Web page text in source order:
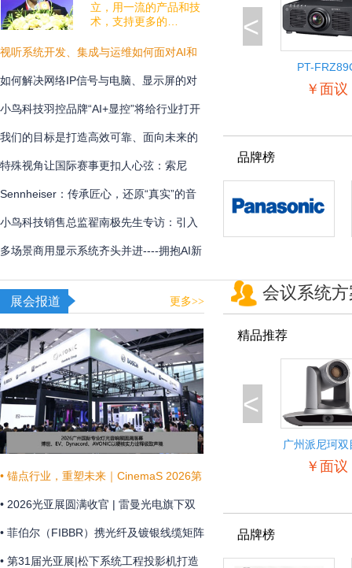
立，用一流的产品和技
术，支持更多的…
视听系统开发、集成与运维如何面对AI和
安全的挑战？
如何解决网络IP信号与电脑、显示屏的对
接难题？
小鸟科技羽控品牌“AI+显控”将给行业打开
怎样的新未来？
我们的目标是打造高效可靠、面向未来的
专业通讯解决方案
特殊视角让国际赛事更扣人心弦：索尼
BRC-AM7在宁波射击世界杯中的系统化应
用
Sennheiser：传承匠心，还原“真实”的音
频体验
小鸟科技销售总监翟南极先生专访：引入
AI，在新赛道甩开竞争对手
多场景商用显示系统齐头并进----拥抱AI新
时代，不断提升商显技术和显示效果
<
PT-
￥面议
品牌榜
展会报道 更多>>
• 锚点行业，重塑未来｜CinemaS 2026第
十三届上海国际电影论坛暨展览会共振启
幕
• 2026光亚展圆满收官 | 雷曼光电旗下双
企联袂演绎“光+未来”
• 菲伯尔（FIBBR）携光纤及镀银线缆矩阵
亮相 HAVE 2026 西安国际高级视听展
• 第31届光亚展|松下系统工程投影机打造
会议系统
精品推荐
<
广州派尼珂双
像机
￥面议
品牌榜